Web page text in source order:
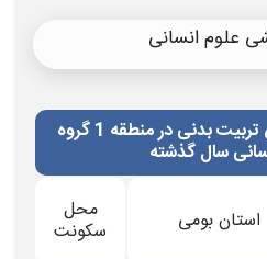
علوم انسانی
آخرین رتبه قبولی آموزش تربیت بدنی در منطقه 1 گروه
سال گذشته
استان بومی محل
سکونت